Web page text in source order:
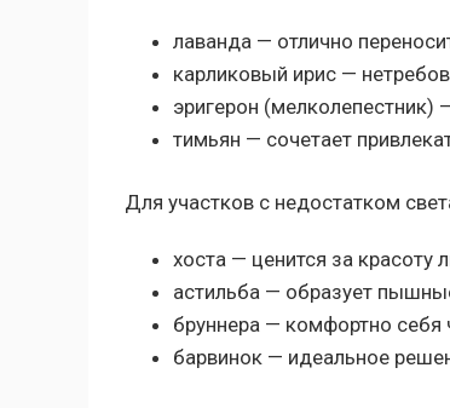
лаванда — отлично
карликовый ирис —
эригерон
тимьян — сочетает
Для участков с недостатком
хоста — ценится за красоту
астильба — образует
бруннера — комфортно себя
барвинок — идеальное